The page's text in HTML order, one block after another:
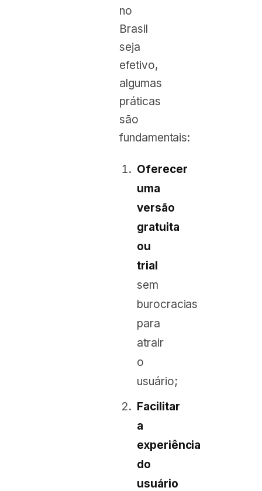
no
Brasil
seja
efetivo,
algumas
práticas
são
fundamentais:
Oferecer
uma
versão
gratuita
ou
trial
sem
burocracias
para
atrair
o
usuário;
Facilitar
a
experiência
do
usuário